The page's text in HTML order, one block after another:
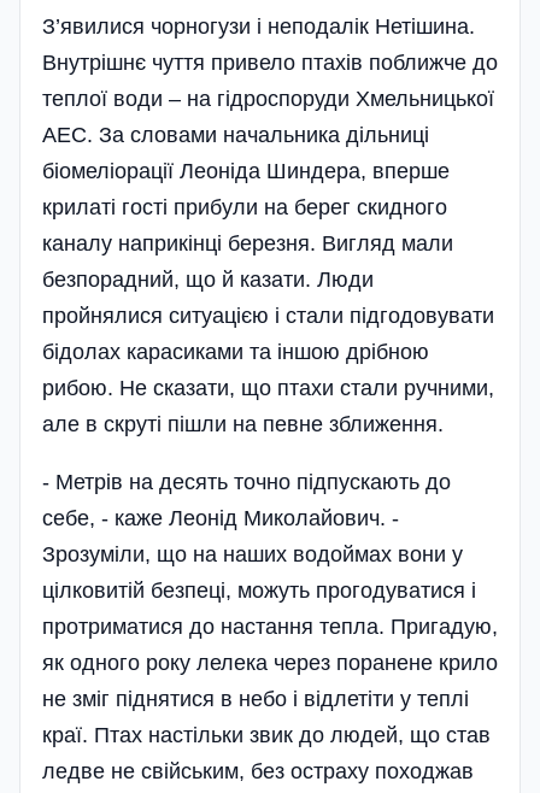
З’явилися чорногузи і неподалік Нетішина.
Внут­рішнє чуття привело птахів поближче до
теплої води – на гідроспоруди Хмельницької
АЕС. За словами начальника дільниці
біомеліорації Леоніда Шиндера, вперше
крилаті гості прибули на берег скидного
каналу наприкінці березня. Вигляд мали
безпорадний, що й казати. Люди
пройнялися ситуацією і стали підгодовувати
бідолах карасиками та іншою дрібною
рибою. Не сказати, що птахи стали ручними,
але в скруті пішли на певне зближення.
- Метрів на десять точно підпускають до
себе, - каже Леонід Миколайович. -
Зрозуміли, що на наших водоймах вони у
цілковитій безпеці, можуть прогодуватися і
протриматися до настання тепла. Пригадую,
як одного року лелека через поранене крило
не зміг піднятися в небо і відлетіти у теплі
краї. Птах настільки звик до людей, що став
ледве не свійським, без остраху походжав